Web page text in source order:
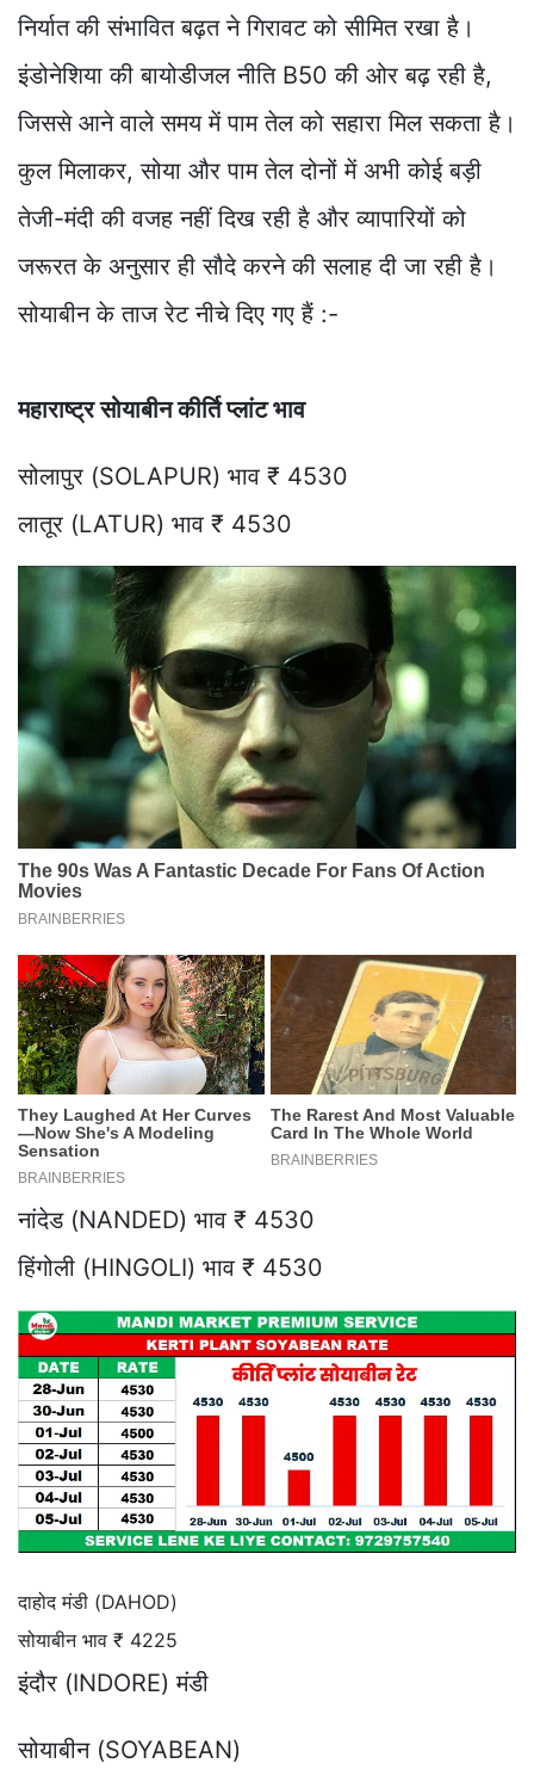
निर्यात की संभावित बढ़त ने गिरावट को सीमित रखा है।
इंडोनेशिया की बायोडीजल नीति B50 की ओर बढ़ रही है,
जिससे आने वाले समय में पाम तेल को सहारा मिल सकता है।
कुल मिलाकर, सोया और पाम तेल दोनों में अभी कोई बड़ी
तेजी-मंदी की वजह नहीं दिख रही है और व्यापारियों को
जरूरत के अनुसार ही सौदे करने की सलाह दी जा रही है।
सोयाबीन के ताज रेट नीचे दिए गए हैं :-
महाराष्ट्र सोयाबीन कीर्ति प्लांट भाव
सोलापुर (SOLAPUR) भाव ₹ 4530
लातूर (LATUR) भाव ₹ 4530
नांदेड (NANDED) भाव ₹ 4530
हिंगोली (HINGOLI) भाव ₹ 4530
दाहोद मंडी (DAHOD)
सोयाबीन भाव ₹ 4225
इंदौर (INDORE) मंडी
सोयाबीन (SOYABEAN)